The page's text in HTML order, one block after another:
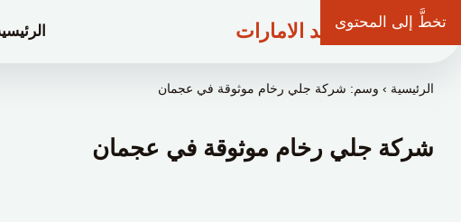
تخطَّ إلى المحتوى
شركة وعد الامارات
الرئيسية › وسم: شركة جلي رخام موثوقة في عجمان
شركة جلي رخام موثوقة في عجمان